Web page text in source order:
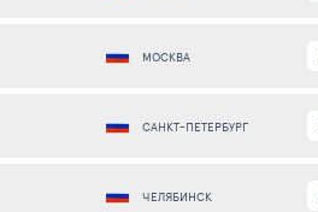
МОСКВА
САНКТ-ПЕТЕРБУРГ
ЧЕЛЯБИНСК